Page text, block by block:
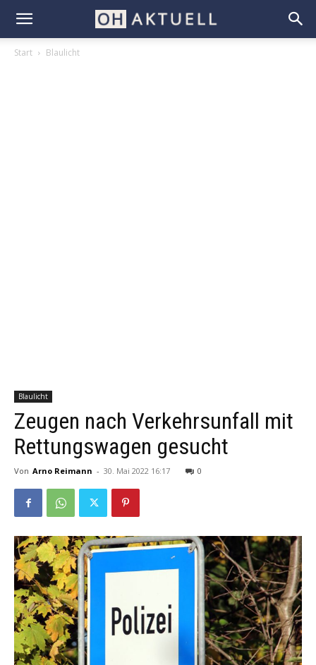
Start Blaulicht
Blaulicht
Zeugen nach Verkehrsunfall mit
Rettungswagen gesucht
Von Arno Reimann - 30. Mai 2022 16:17 0